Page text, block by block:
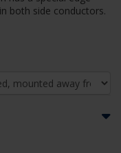
both side conductors.